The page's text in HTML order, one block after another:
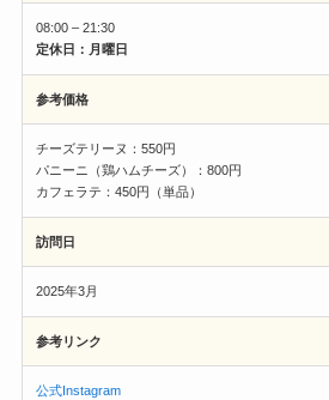
08:00 – 21:30
定休日：月曜日
参考価格
チーズテリーヌ：550円
パニーニ（鶏ハムチーズ）：800円
カフェラテ：450円（単品）
訪問日
2025年3月
参考リンク
公式Instagram